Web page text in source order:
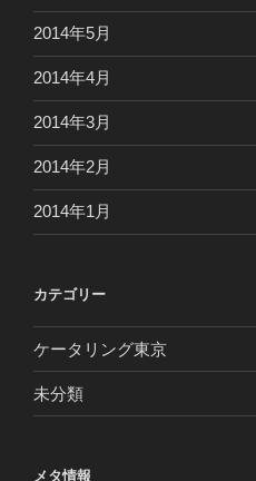
2014年5月
2014年4月
2014年3月
2014年2月
2014年1月
カテゴリー
ケータリング東京
未分類
メタ情報